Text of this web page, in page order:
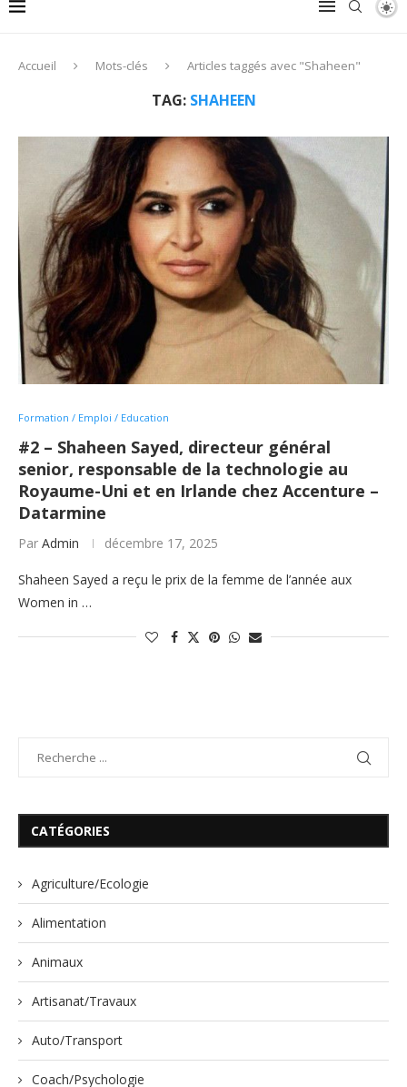
Accueil Mots-clés Articles taggés avec "Shaheen"
TAG: SHAHEEN
Formation / Emploi / Education
#2 – Shaheen Sayed, directeur général
senior, responsable de la technologie au
Royaume-Uni et en Irlande chez Accenture –
Datarmine
Par Admin décembre 17, 2025
Shaheen Sayed a reçu le prix de la femme de l’année aux
Women in …
CATÉGORIES
Agriculture/Ecologie
Alimentation
Animaux
Artisanat/Travaux
Auto/Transport
Coach/Psychologie